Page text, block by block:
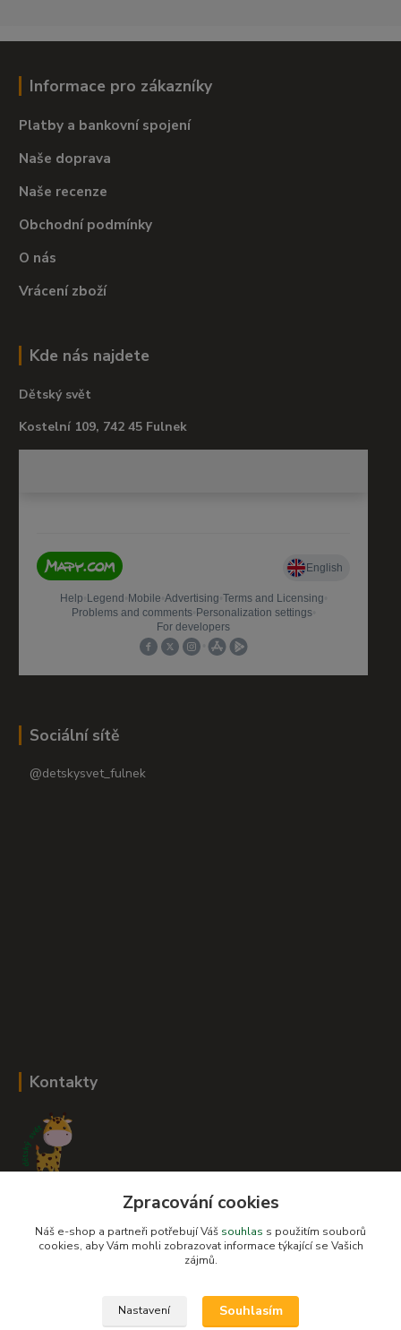
Informace pro zákazníky
Platby a bankovní spojení
Naše doprava
Naše recenze
Obchodní podmínky
O nás
Vrácení zboží
Kde nás najdete
Dětský svět
Kostelní 109, 742 45 Fulnek
Sociální sítě
@detskysvet_fulnek
Kontakty
+420 604 278 943
obchod-detskysvet@seznam.cz
Zpracování cookies
Náš e-shop a partneři potřebují Váš souhlas s použitím souborů
cookies, aby Vám mohli zobrazovat informace týkající se Vašich
zájmů.
Nastavení Souhlasím